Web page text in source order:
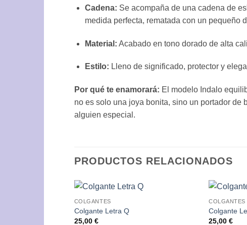
Cadena: Se acompaña de una cadena de
medida perfecta, rematada con un pequeño
Material: Acabado en tono dorado de alta
Estilo: Lleno de significado, protector y
Por qué te enamorará: El modelo Indalo
no es solo una joya bonita, sino un portador
alguien especial.
PRODUCTOS RELACIONADOS
COLGANTES
Colgante Letra Q
25,00 €
COLGANTES
Colgante
25,00€